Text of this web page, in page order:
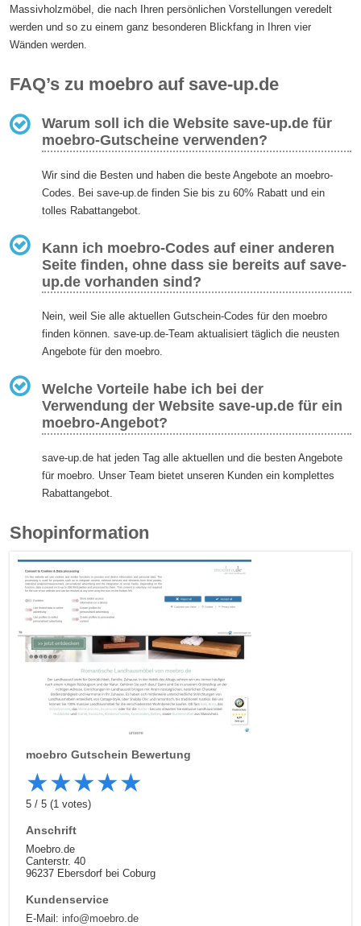
Massivholzmöbel, die nach Ihren persönlichen Vorstellungen veredelt
werden und so zu einem ganz besonderen Blickfang in Ihren vier
Wänden werden.
FAQ’s zu moebro auf save-up.de
Warum soll ich die Website save-up.de für
moebro-Gutscheine verwenden?
Wir sind die Besten und haben die beste Angebote an moebro-
Codes. Bei save-up.de finden Sie bis zu 60% Rabatt und ein
tolles Rabattangebot.
Kann ich moebro-Codes auf einer anderen
Seite finden, ohne dass sie bereits auf save-
up.de vorhanden sind?
Nein, weil Sie alle aktuellen Gutschein-Codes für den moebro
finden können. save-up.de-Team aktualisiert täglich die neusten
Angebote für den moebro.
Welche Vorteile habe ich bei der
Verwendung der Website save-up.de für ein
moebro-Angebot?
save-up.de hat jeden Tag alle aktuellen und die besten Angebote
für moebro. Unser Team bietet unseren Kunden ein komplettes
Rabattangebot.
Shopinformation
moebro Gutschein Bewertung
★★★★★
5/5 (1 votes)
Anschrift
Moebro.de
Canterstr. 40
96237 Ebersdorf bei Coburg
Kundenservice
E-Mail:info@moebro.de